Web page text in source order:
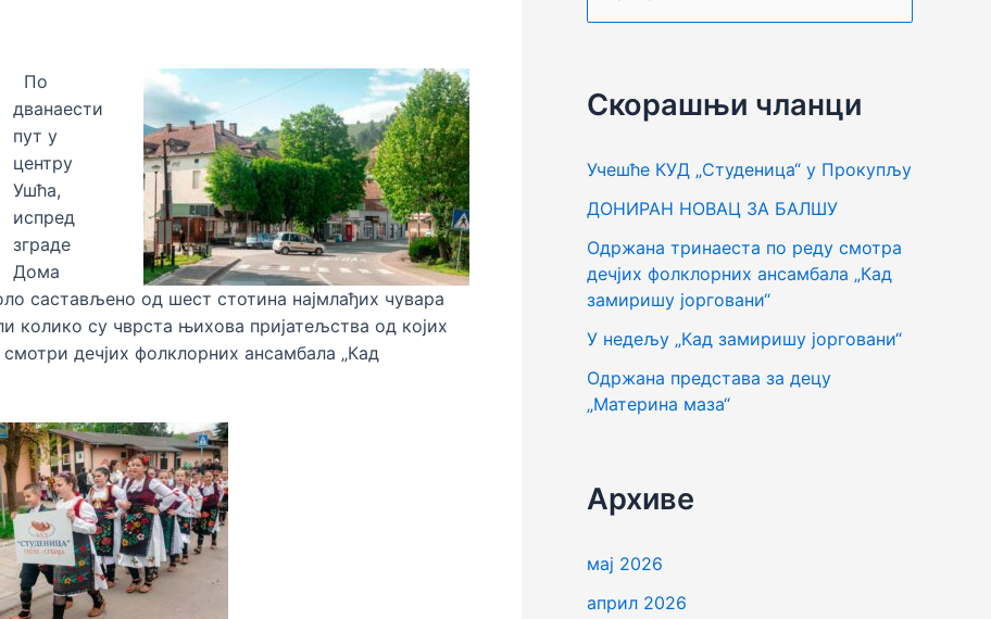
По
дванаести
пут у
центру
Ушћа,
испред
зграде
Дома
састављено од шест стотина најмлађих чувара
колико су чврста њихова пријатељства од којих
дечјих фолклорних ансамбала „Кад
р
г
а
з
а
Скорашњи чланци
Учешће КУД „Студеница“ у Прокупљу
ДОНИРАН НОВАЦ ЗА БАЛШУ
Одржана тринаеста по реду смотра
дечјих фолклорних ансамбала „Кад
замиришу јорговани“
У недељу „Кад замиришу јорговани“
Одржана представа за децу
„Материна маза“
Архиве
мај 2026
април 2026